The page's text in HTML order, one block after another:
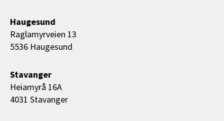
Haugesund
Raglamyrveien 13
5536 Haugesund
Stavanger
Heiamyrå 16A
4031 Stavanger